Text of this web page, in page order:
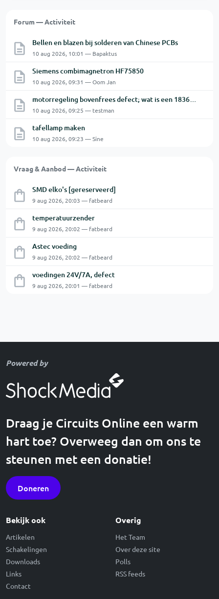
Forum — Activiteit
Bellen en blazen bij solderen van Chinese PCBs
10 aug 2026, 10:01 — Bapaktus
Siemens combimagnetron HF75850
10 aug 2026, 09:31 — Oom Jan
motorregeling bovenfrees defect; wat is een 18362 - C8802 van STM?
10 aug 2026, 09:25 — testman
tafellamp maken
10 aug 2026, 09:23 — Sine
Vraag & Aanbod — Activiteit
SMD elko's [gereserveerd]
9 aug 2026, 20:03 — fatbeard
temperatuurzender
9 aug 2026, 20:02 — fatbeard
Astec voeding
9 aug 2026, 20:02 — fatbeard
voedingen 24V/7A, defect
9 aug 2026, 20:01 — fatbeard
Powered by
Draag je Circuits Online een warm
hart toe? Overweeg dan om ons te
steunen met een donatie!
Doneren
Bekijk ook
Artikelen
Schakelingen
Downloads
Links
Contact
Overig
Het Team
Over deze site
Polls
RSS feeds